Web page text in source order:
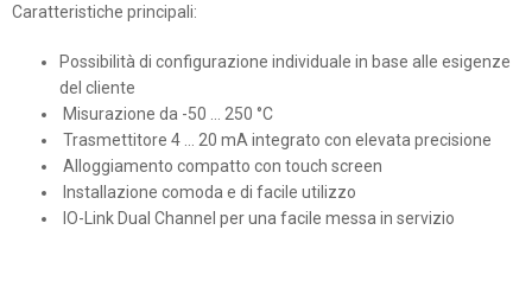
Caratteristiche principali:
Possibilità di configurazione individuale in base alle esigenze
del cliente
Misurazione da -50 … 250 °C
Trasmettitore 4 … 20 mA integrato con elevata precisione
Alloggiamento compatto con touch screen
Installazione comoda e di facile utilizzo
IO-Link Dual Channel per una facile messa in servizio